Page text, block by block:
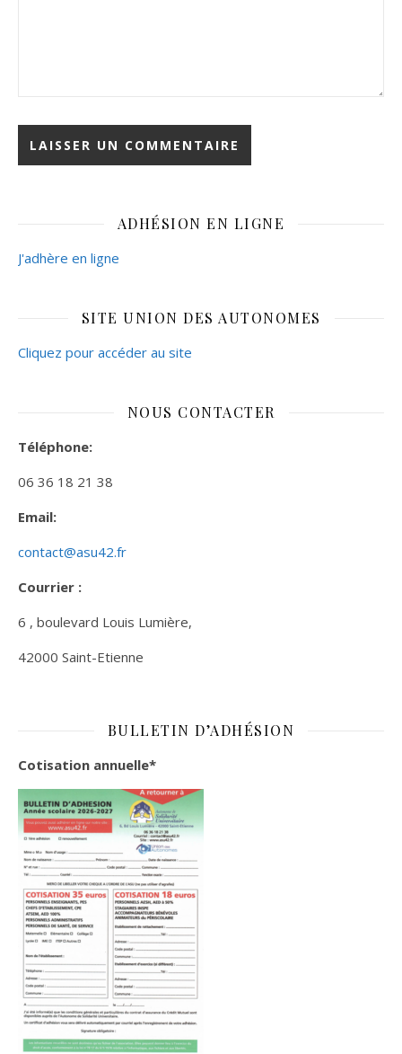
ADHÉSION EN LIGNE
J'adhère en ligne
SITE UNION DES AUTONOMES
Cliquez pour accéder au site
NOUS CONTACTER
Téléphone:
06 36 18 21 38
Email:
contact@asu42.fr
Courrier :
6 , boulevard Louis Lumière,
42000 Saint-Etienne
BULLETIN D’ADHÉSION
Cotisation annuelle*